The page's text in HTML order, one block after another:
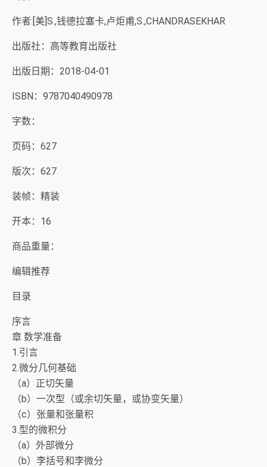
作者:[美]S.,钱德拉塞卡,卢炬甫,S.,CHANDRASEKHAR
出版社：高等教育出版社
出版日期：2018-04-01
ISBN：9787040490978
字数：
页码：627
版次：627
装帧：精装
开本：16
商品重量：
编辑推荐
目录
序言
章 数学准备
1.引言
2.微分几何基础
（a）正切矢量
（b）一次型（或余切矢量，或协变矢量）
（c）张量和张量积
3.型的微积分
（a）外部微分
（b）李括号和李微分